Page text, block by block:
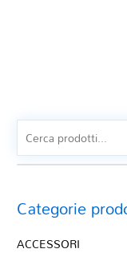
Categorie
ACCESSORI